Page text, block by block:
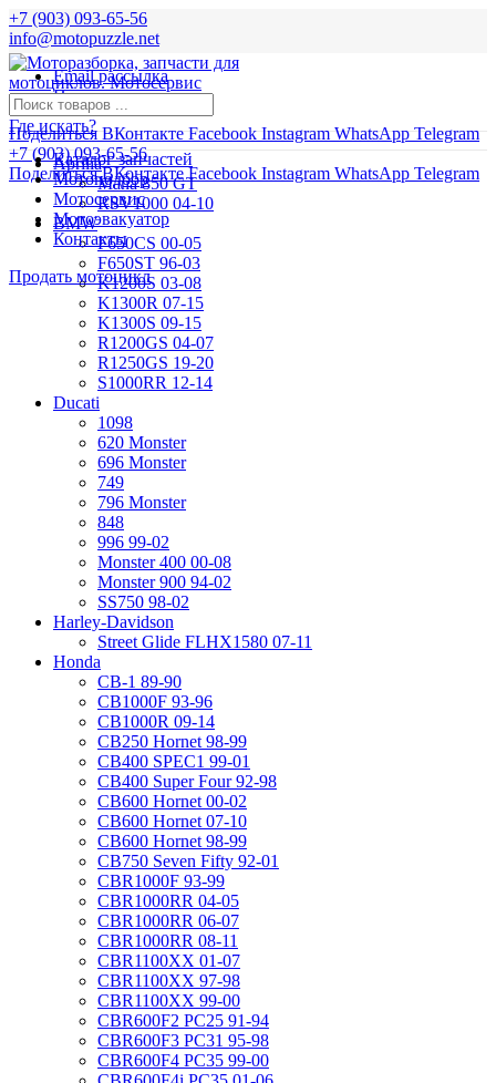
+7 (903) 093-65-56
info@motopuzzle.net
Email рассылка
Новости
Поделиться ВКонтакте Facebook Instagram WhatsApp Telegram
+7 (903) 093-65-56
Поделиться ВКонтакте Facebook Instagram WhatsApp Telegram
Где искать?
Aprilia
Mana 850 GT
RSV1000 04-10
BMW
F650CS 00-05
F650ST 96-03
K1200S 03-08
K1300R 07-15
K1300S 09-15
R1200GS 04-07
R1250GS 19-20
S1000RR 12-14
Ducati
1098
620 Monster
696 Monster
749
796 Monster
848
996 99-02
Monster 400 00-08
Monster 900 94-02
SS750 98-02
Harley-Davidson
Street Glide FLHX1580 07-11
Honda
CB-1 89-90
CB1000F 93-96
CB1000R 09-14
CB250 Hornet 98-99
CB400 SPEC1 99-01
CB400 Super Four 92-98
CB600 Hornet 00-02
CB600 Hornet 07-10
CB600 Hornet 98-99
CB750 Seven Fifty 92-01
CBR1000F 93-99
CBR1000RR 04-05
CBR1000RR 06-07
CBR1000RR 08-11
CBR1100XX 01-07
CBR1100XX 97-98
CBR1100XX 99-00
CBR600F2 PC25 91-94
CBR600F3 PC31 95-98
CBR600F4 PC35 99-00
Каталог запчастей
Мотоподбор
Мотосервис
Мотоэвакуатор
Контакты
Продать мотоцикл